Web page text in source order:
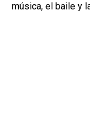
música, el baile y